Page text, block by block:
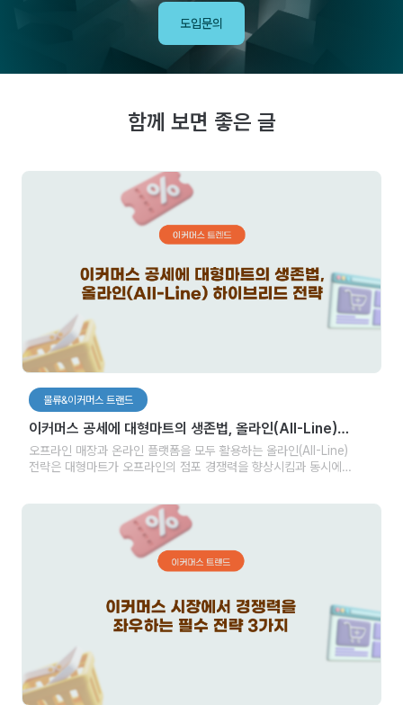
도입문의
함께 보면 좋은 글
물류&이커머스 트랜드
이커머스 공세에 대형마트의 생존법, 올라인(AII-Line)
하이브리드 전략
오프라인 매장과 온라인 플랫폼을 모두 활용하는 올라인(AII-Line)
전략은 대형마트가 오프라인의 점포 경쟁력을 향상시킴과 동시에
만들어가고 있습니다. 하지만 이커머스의 성장과 편의성을 찾는
소비자들의 수요가 늘자 온라인 플랫폼까지 영역을 확대하고 있습니다.